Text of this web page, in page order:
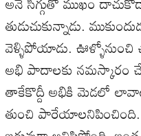
తుడుచుకున్నాడు.
వెళ్ళిపోయాడు. ఊళ్ళోనుంచి
అభి పాదాలకు నమస్కారం
తాకేకొద్దీ అభికి మెడలో
తుంచి